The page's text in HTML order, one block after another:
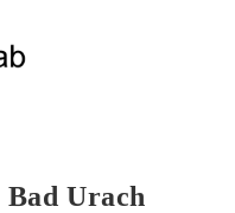
Urach